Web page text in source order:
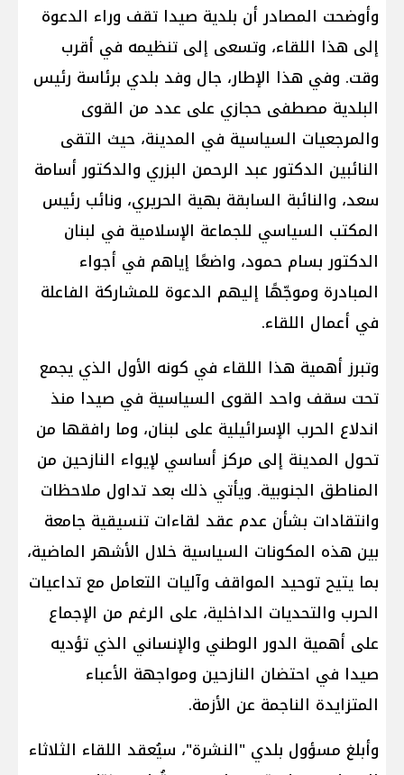
وأوضحت المصادر أن بلدية صيدا تقف وراء الدعوة
إلى هذا اللقاء، وتسعى إلى تنظيمه في أقرب
وقت. وفي هذا الإطار، جال وفد بلدي برئاسة رئيس
البلدية مصطفى حجازي على عدد من القوى
والمرجعيات السياسية في المدينة، حيث التقى
النائبين الدكتور عبد الرحمن البزري والدكتور أسامة
سعد، والنائبة السابقة بهية الحريري، ونائب رئيس
المكتب السياسي للجماعة الإسلامية في لبنان
الدكتور بسام حمود، واضعًا إياهم في أجواء
المبادرة وموجّهًا إليهم الدعوة للمشاركة الفاعلة
في أعمال اللقاء.
وتبرز أهمية هذا اللقاء في كونه الأول الذي يجمع
تحت سقف واحد القوى السياسية في صيدا منذ
اندلاع الحرب الإسرائيلية على لبنان، وما رافقها من
تحول المدينة إلى مركز أساسي لإيواء النازحين من
المناطق الجنوبية. ويأتي ذلك بعد تداول ملاحظات
وانتقادات بشأن عدم عقد لقاءات تنسيقية جامعة
بين هذه المكونات السياسية خلال الأشهر الماضية،
بما يتيح توحيد المواقف وآليات التعامل مع تداعيات
الحرب والتحديات الداخلية، على الرغم من الإجماع
على أهمية الدور الوطني والإنساني الذي تؤديه
صيدا في احتضان النازحين ومواجهة الأعباء
المتزايدة الناجمة عن الأزمة.
وأبلغ مسؤول بلدي "النشرة"، سيُعقد اللقاء الثلاثاء